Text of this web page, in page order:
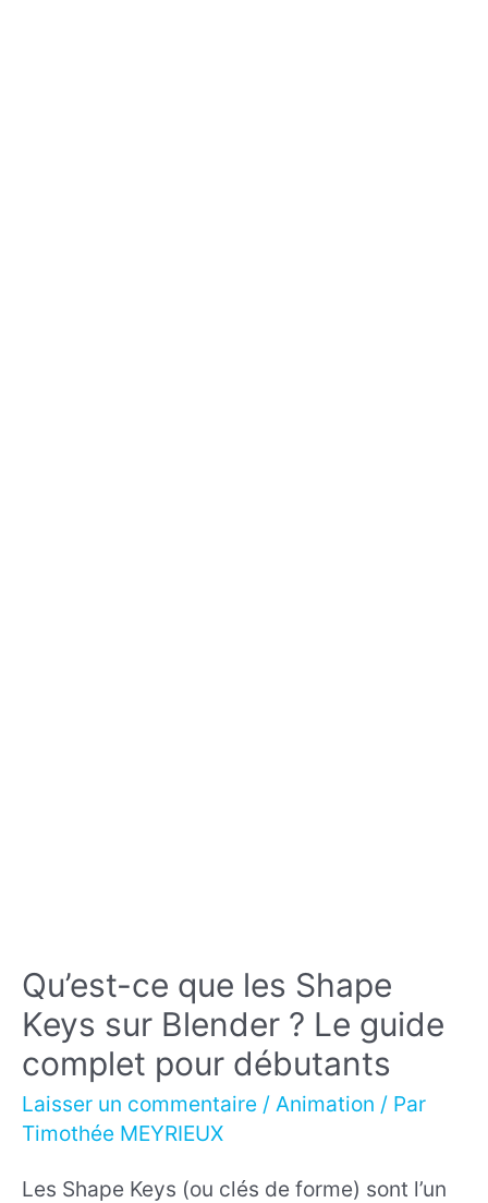
Qu’est-ce que les Shape
Keys sur Blender ? Le guide
complet pour débutants
Laisser un commentaire / Animation / Par
Timothée MEYRIEUX
Les Shape Keys (ou clés de forme) sont l’un